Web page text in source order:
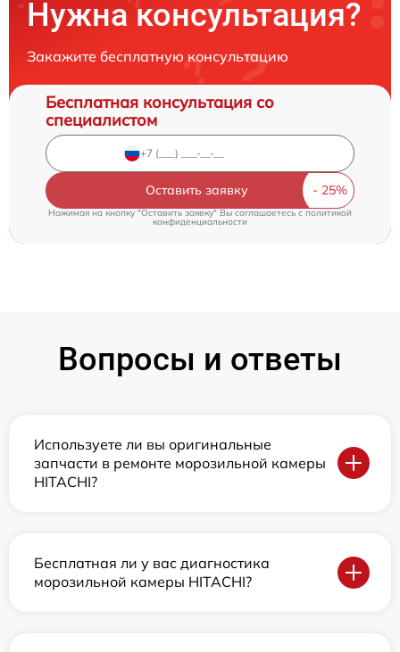
Нужна консультация?
Закажите бесплатную консультацию
Бесплатная консультация со
специалистом
Оставить заявку
Нажимая на кнопку "Оставить заявку" Вы соглашаетесь cполитикой
конфиденциальности
Вопросы и ответы
Используете ли вы оригинальные
запчасти в ремонте морозильной камеры
HITACHI?
Бесплатная ли у вас диагностика
морозильной камеры HITACHI?